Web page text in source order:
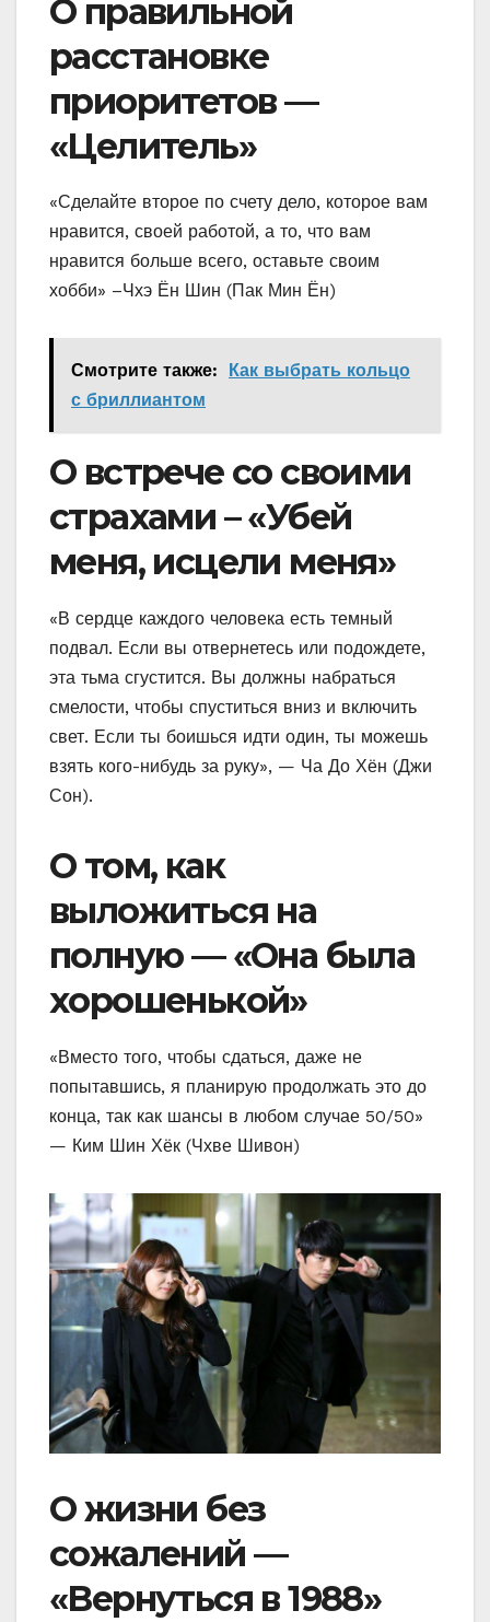
О правильной
расстановке
приоритетов —
«Целитель»
«Сделайте второе по счету дело, которое вам
нравится, своей работой, а то, что вам
нравится больше всего, оставьте своим
хобби» –Чхэ Ён Шин (Пак Мин Ён)
Смотрите также:
Как выбрать кольцо
с бриллиантом
О встрече со своими
страхами – «Убей
меня, исцели меня»
«В сердце каждого человека есть темный
подвал. Если вы отвернетесь или подождете,
эта тьма сгустится. Вы должны набраться
смелости, чтобы спуститься вниз и включить
свет. Если ты боишься идти один, ты можешь
взять кого-нибудь за руку», — Ча До Хён (Джи
Сон).
О том, как
выложиться на
полную — «Она была
хорошенькой»
«Вместо того, чтобы сдаться, даже не
попытавшись, я планирую продолжать это до
конца, так как шансы в любом случае 50/50»
— Ким Шин Хёк (Чхве Шивон)
О жизни без
сожалений —
«Вернуться в 1988»